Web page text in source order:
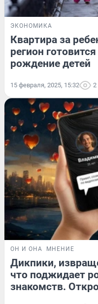
ЭКОНОМИКА
Квартира за
регион
рождение детей
15 февраля, 2025, 15:32 2
ОН И ОНА МНЕНИЕ
Дикпики,
что поджидает
знакомств.